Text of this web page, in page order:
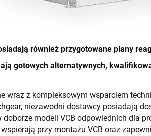
również przygotowane plany
gotowych alternatywnych,
wraz z kompleksowym wsparciem
niezawodni dostawcy posiadają
modeli VCB odpowiednich dla
przy montażu VCB oraz